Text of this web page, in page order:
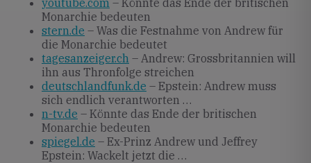
youtube.com – Könnte das Ende der britischen
Monarchie bedeuten
stern.de – Was die Festnahme von Andrew für
die Monarchie bedeutet
tagesanzeiger.ch – Andrew: Grossbritannien will
ihn aus Thronfolge streichen
deutschlandfunk.de – Epstein: Andrew muss
sich endlich verantworten …
n-tv.de – Könnte das Ende der britischen
Monarchie bedeuten
spiegel.de – Ex-Prinz Andrew und Jeffrey
Epstein: Wackelt jetzt die …